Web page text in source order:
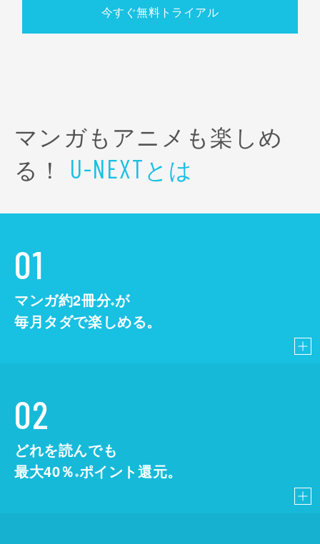
今すぐ無料トライアル
マンガもアニメも楽しめ
る！ U-NEXTとは
01
マンガ約2冊分※が
毎月タダで楽しめる。
02
どれを読んでも
最大40％ ※ポイント還元。